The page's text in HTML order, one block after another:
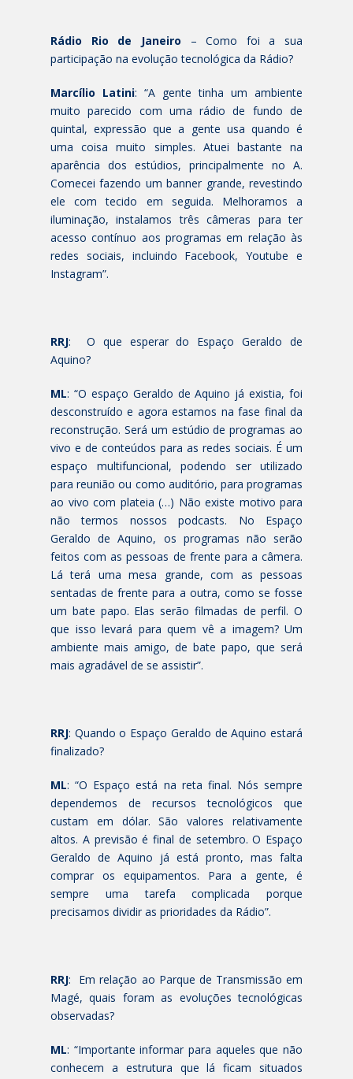
Rádio Rio de Janeiro – Como foi a sua
participação na evolução tecnológica da Rádio?
Marcílio Latini: “A gente tinha um ambiente
muito parecido com uma rádio de fundo de
quintal, expressão que a gente usa quando é
uma coisa muito simples. Atuei bastante na
aparência dos estúdios, principalmente no A.
Comecei fazendo um banner grande, revestindo
ele com tecido em seguida. Melhoramos a
iluminação, instalamos três câmeras para ter
acesso contínuo aos programas em relação às
redes sociais, incluindo Facebook, Youtube e
Instagram”.
RRJ: O que esperar do Espaço Geraldo de
Aquino?
ML: “O espaço Geraldo de Aquino já existia, foi
desconstruído e agora estamos na fase final da
reconstrução. Será um estúdio de programas ao
vivo e de conteúdos para as redes sociais. É um
espaço multifuncional, podendo ser utilizado
para reunião ou como auditório, para programas
ao vivo com plateia (…) Não existe motivo para
não termos nossos podcasts. No Espaço
Geraldo de Aquino, os programas não serão
feitos com as pessoas de frente para a câmera.
Lá terá uma mesa grande, com as pessoas
sentadas de frente para a outra, como se fosse
um bate papo. Elas serão filmadas de perfil. O
que isso levará para quem vê a imagem? Um
ambiente mais amigo, de bate papo, que será
mais agradável de se assistir”.
RRJ: Quando o Espaço Geraldo de Aquino estará
finalizado?
ML: “O Espaço está na reta final. Nós sempre
dependemos de recursos tecnológicos que
custam em dólar. São valores relativamente
altos. A previsão é final de setembro. O Espaço
Geraldo de Aquino já está pronto, mas falta
comprar os equipamentos. Para a gente, é
sempre uma tarefa complicada porque
precisamos dividir as prioridades da Rádio”.
RRJ: Em relação ao Parque de Transmissão em
Magé, quais foram as evoluções tecnológicas
observadas?
ML: “Importante informar para aqueles que não
conhecem a estrutura que lá ficam situados